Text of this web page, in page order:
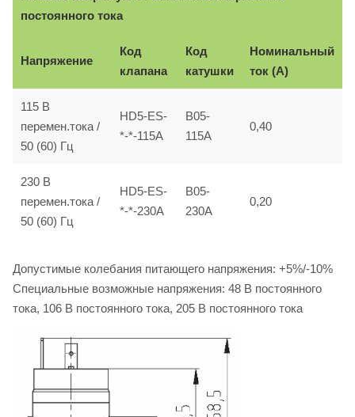
постоянного тока
Напряжение
Код
клапана
Код
катушки
Номинальный
ток (A)
115 B
перемен.тока /
50 (60) Гц
HD5-ES-
*-*-115A
B05-
115A
0,40
230 B
перемен.тока /
50 (60) Гц
HD5-ES-
*-*-230A
B05-
230A
0,20
Допустимые колебания питающего напряжения: +5%/-10%
Специальные возможные напряжения: 48 B постоянного
тока, 106 B постоянного тока, 205 B постоянного тока